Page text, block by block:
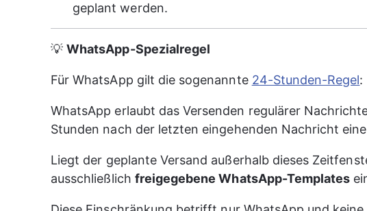
geplant werden.
💡 WhatsApp-Spezialregel
Für WhatsApp gilt die sogenannte 24-Stunden-Regel:
WhatsApp erlaubt das Versenden regulärer
Stunden nach der letzten eingehenden Nachricht
Liegt der geplante Versand außerhalb dieses
ausschließlich freigegebene WhatsApp-Templates